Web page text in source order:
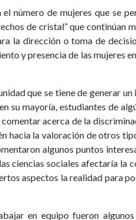
número de mujeres que se
de cristal” que continúan
la dirección o toma de
y presencia de las mujeres
que se tiene de generar
su mayoría, estudiantes de
acerca de la
hacia la valoración de otros
algunos puntos
ciencias sociales afectaría la
aspectos la realidad para
en equipo fueron